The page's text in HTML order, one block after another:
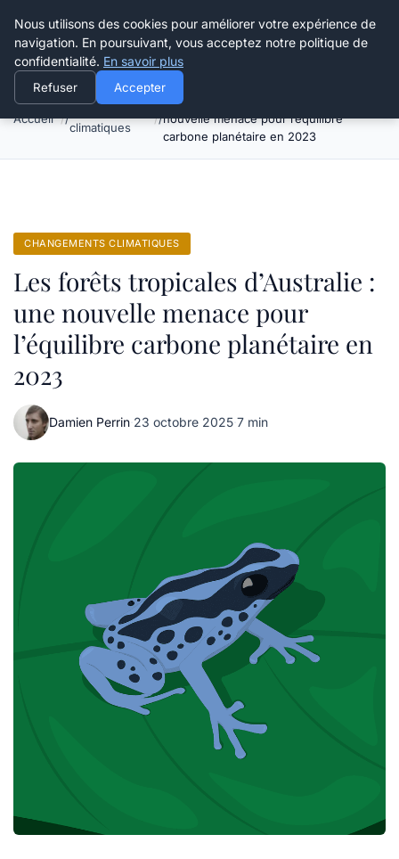
Happy Calyx Farmer
Accueil
climatiques
Les forêts tropicales d’Australie : une
nouvelle menace pour l’équilibre
carbone planétaire en 2023
CHANGEMENTS CLIMATIQUES
Les forêts tropicales d’Australie :
une nouvelle menace pour
l’équilibre carbone planétaire en
2023
Damien Perrin·23 octobre 2025·7 min
Nous utilisons des cookies pour améliorer votre expérience de
navigation. En poursuivant, vous acceptez notre politique de
confidentialité. En savoir plus
Refuser Accepter